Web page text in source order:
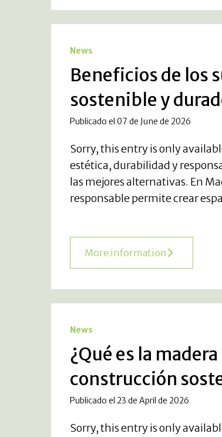
News
Beneficios de los
sostenible y
Publicado el 07 de June de 2026
Sorry, this entry is only
estética, durabilidad y
las mejores alternativas. En
responsable permite crear
More information
News
¿Qué es la
construcción
Publicado el 23 de April de 2026
Sorry, this entry is only